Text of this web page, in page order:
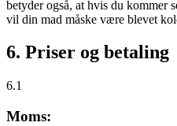
betyder også, at hvis du kommer
vil din mad måske være blevet
6. Priser og betaling
6.1
Moms: